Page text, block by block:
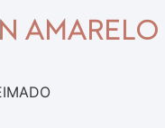
AMARELO